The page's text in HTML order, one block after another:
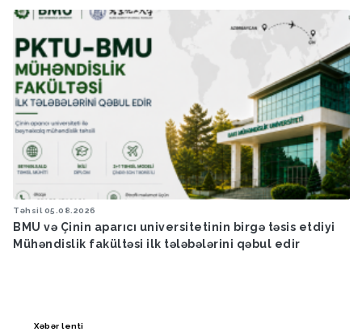
Dünya 05.08.2026
BMT: Martın 19-dan bəri İranda milli təhlükəsizlik
ittihamı ilə azı 56 nəfər edam edilib
Xəbər lenti